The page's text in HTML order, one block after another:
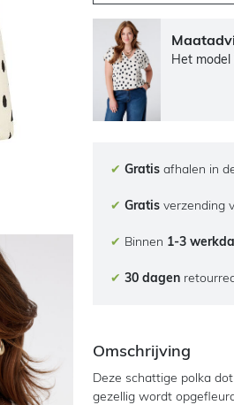
Het
✔ Gratis afhalen in
✔ Gratis verzending
✔ Binnen 1-3
✔ 30 dagen
Omschrijving
Deze schattige polka
gezellig wordt